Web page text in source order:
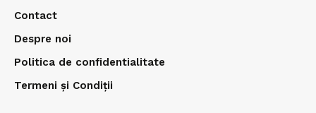
Contact
Despre noi
Politica de confidentialitate
Termeni și Condiții